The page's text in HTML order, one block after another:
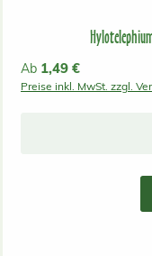
Regulärer Preis:
Ab 1,49 €
Preise inkl. MwSt. zzgl.